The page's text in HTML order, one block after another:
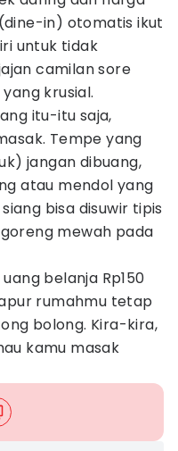
in) otomatis ikut
untuk tidak
camilan sore
krusial.
itu-itu saja,
Tempe yang
jangan dibuang,
atau mendol yang
bisa disuwir tipis
mewah pada
belanja Rp150
rumahmu tetap
bolong. Kira-kira,
kamu masak